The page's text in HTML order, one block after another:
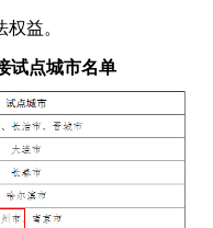
益。
试点城市名单